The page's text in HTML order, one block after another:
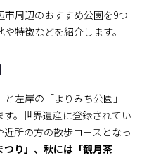
周辺のおすすめ公園を9つ
特徴などを紹介します。
左岸の「よりみち公園」
。世界遺産に登録されてい
所の方の散歩コースとなっ
り」、秋には「観月茶